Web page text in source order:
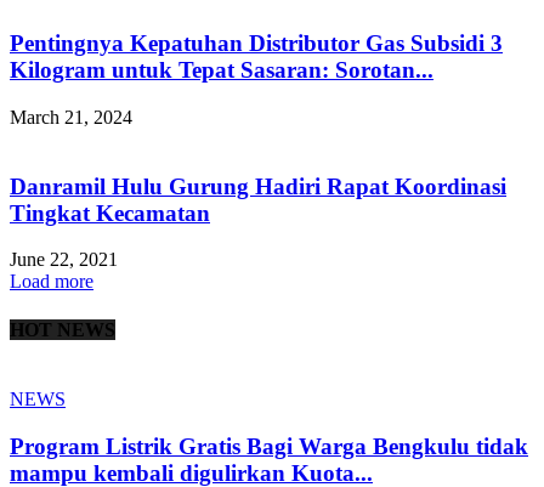
Pentingnya Kepatuhan Distributor Gas Subsidi 3
Kilogram untuk Tepat Sasaran: Sorotan...
March 21, 2024
Danramil Hulu Gurung Hadiri Rapat Koordinasi
Tingkat Kecamatan
June 22, 2021
Load more
HOT NEWS
NEWS
Program Listrik Gratis Bagi Warga Bengkulu tidak
mampu kembali digulirkan Kuota...